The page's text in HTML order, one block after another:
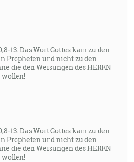
13: Das Wort Gottes kam zu den
Propheten und nicht zu den
die den Weisungen des HERRN
13: Das Wort Gottes kam zu den
Propheten und nicht zu den
die den Weisungen des HERRN